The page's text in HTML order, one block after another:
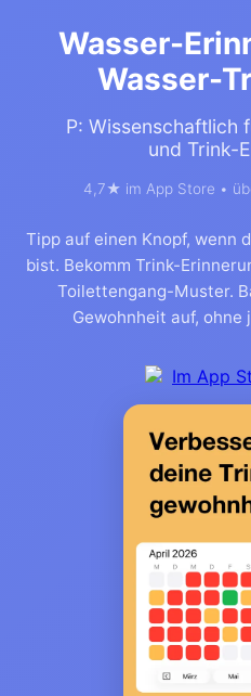
Wasser-
Wasser-
P: Wissenschaftlich
und Trink-
4,7★ im App Store •
Tipp auf einen Knopf, wenn
bist. Bekomm Trink-
Toilettengang-Muster.
Gewohnheit auf, ohne